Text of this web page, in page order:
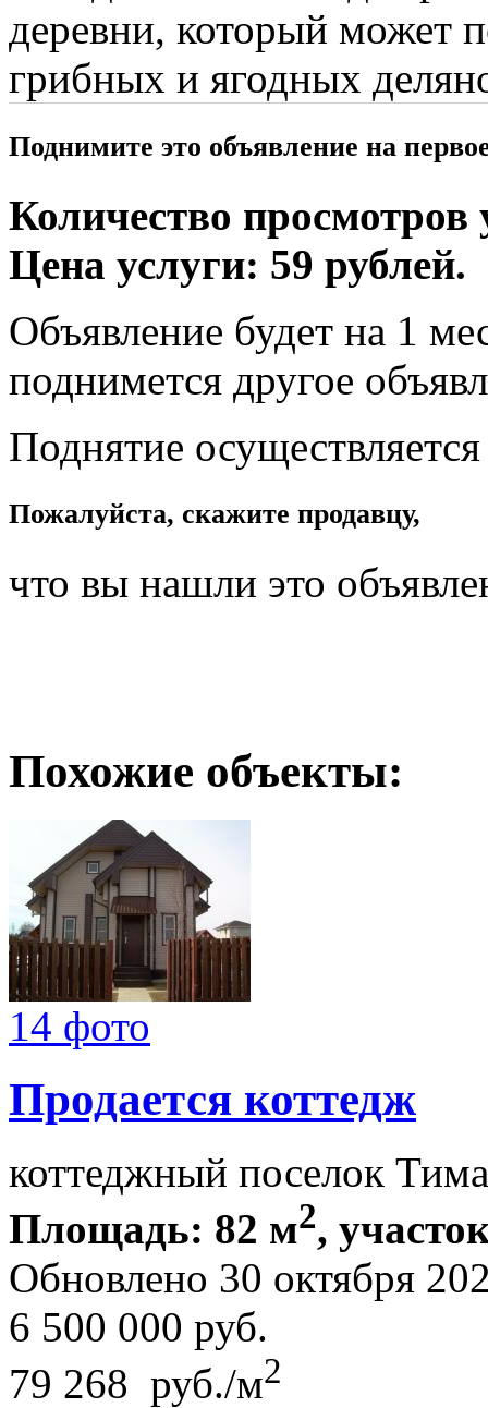
деревни, который может
грибных и ягодных
Поднимите это объявление на
Количество просмотров
Цена услуги: 59 рублей.
Объявление будет на 1
поднимется другое
Поднятие
Пожалуйста, скажите продавцу,
что вы нашли это
Похожие объекты:
14 фото
Продается коттедж
коттеджный поселок
Площадь: 82 м2,
Обновлено 30 октября
6 500 000 руб.
79 268 руб./м2